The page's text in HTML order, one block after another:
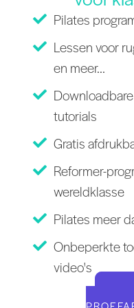
Pilates
Lessen voor
en meer...
tutorials
Gratis
Reformer-
wereldklasse
Pilates meer
Onbeperkte
video's